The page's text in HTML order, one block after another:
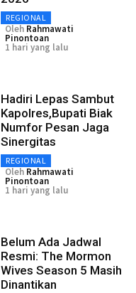
REGIONAL
Oleh Rahmawati
Pinontoan
1 hari yang lalu
Hadiri Lepas Sambut
Kapolres,Bupati Biak
Numfor Pesan Jaga
Sinergitas
REGIONAL
Oleh Rahmawati
Pinontoan
1 hari yang lalu
Belum Ada Jadwal
Resmi: The Mormon
Wives Season 5 Masih
Dinantikan